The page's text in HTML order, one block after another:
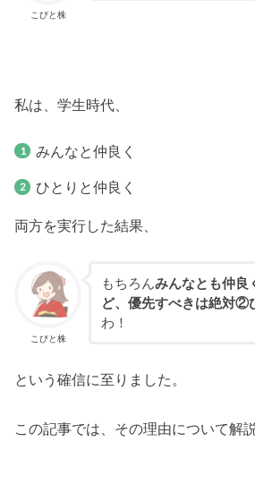
こびと株
私は、学生時代、
みんなと仲良く
ひとりと仲良く
両方を実行した結果、
こびと株
もちろんみんなとも仲良
ど、優先すべきは絶対②
わ！
という確信に至りました。
この記事では、その理由について解